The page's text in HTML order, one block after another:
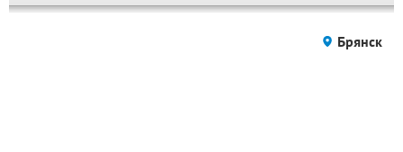
Брянск